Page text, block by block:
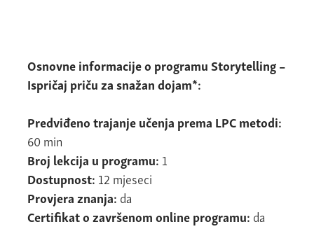
Osnovne informacije o programu Storytelling –
Ispričaj priču za snažan dojam*:
Predviđeno trajanje učenja prema LPC metodi:
60 min
Broj lekcija u programu: 1
Dostupnost: 12 mjeseci
Provjera znanja: da
Certifikat o završenom online programu: da